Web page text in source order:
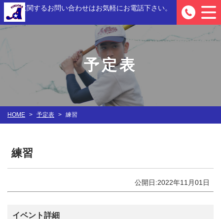
入部に関するお問い合わせはお気軽にお電話下さい。
予定表
HOME > 予定表 > 練習
練習
公開日:2022年11月01日
イベント詳細